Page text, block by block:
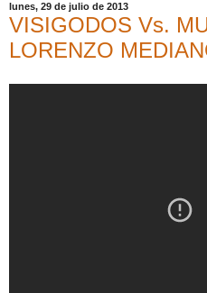
lunes, 29 de julio de 2013
VISIGODOS Vs.
LORENZO